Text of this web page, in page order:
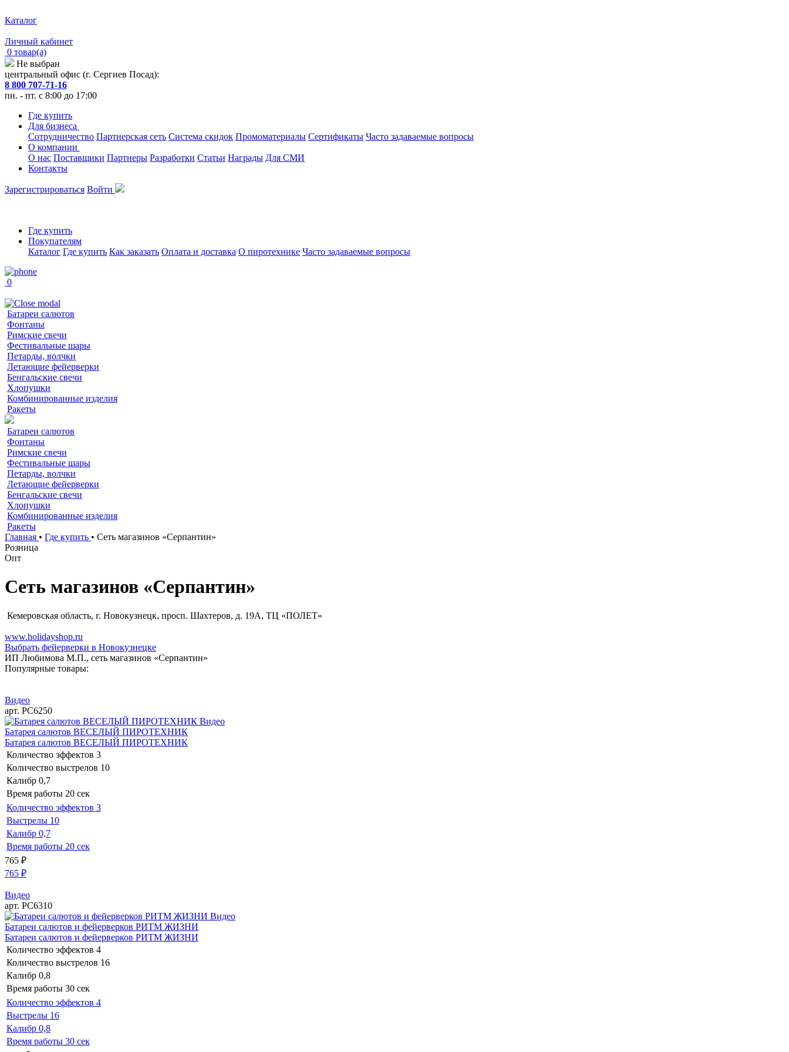
Каталог
Личный кабинет
0 товар(а)
Не выбран
центральный офис (г. Сергиев Посад):
8 800 707-71-16
пн. - пт. с 8:00 до 17:00
Где купить
Для бизнеса
Сотрудничество Партнерская сеть Система скидок Промоматериалы Сертификаты Часто задаваемые вопросы
О компании
О нас Поставщики Партнеры Разработки Статьи Награды Для СМИ
Контакты
Зарегистрироваться Войти
Где купить
Покупателям
Каталог Где купить Как заказать Оплата и доставка О пиротехнике Часто задаваемые вопросы
0
Батареи салютов
Фонтаны
Римские свечи
Фестивальные шары
Петарды, волчки
Летающие фейерверки
Бенгальские свечи
Хлопушки
Комбинированные изделия
Ракеты
Батареи салютов
Фонтаны
Римские свечи
Фестивальные шары
Петарды, волчки
Летающие фейерверки
Бенгальские свечи
Хлопушки
Комбинированные изделия
Ракеты
Главная • Где купить • Сеть магазинов «Серпантин»
Розница
Опт
Сеть магазинов «Серпантин»
Кемеровская область, г. Новокузнецк, просп. Шахтеров, д. 19А, ТЦ «ПОЛЕТ»
www.holidayshop.ru
Выбрать фейерверки в Новокузнецке
ИП Любимова М.П., сеть магазинов «Серпантин»
Популярные товары:
Видео
арт. РС6250
Видео
Батарея салютов ВЕСЕЛЫЙ ПИРОТЕХНИК
Батарея салютов ВЕСЕЛЫЙ ПИРОТЕХНИК
Количество эффектов 3
Количество выстрелов 10
Калибр 0,7
Время работы 20 сек
Количество эффектов 3
Выстрелы 10
Калибр 0,7
Время работы 20 сек
765 ₽
765 ₽
Видео
арт. РС6310
Видео
Батареи салютов и фейерверков РИТМ ЖИЗНИ
Батареи салютов и фейерверков РИТМ ЖИЗНИ
Количество эффектов 4
Количество выстрелов 16
Калибр 0,8
Время работы 30 сек
Количество эффектов 4
Выстрелы 16
Калибр 0,8
Время работы 30 сек